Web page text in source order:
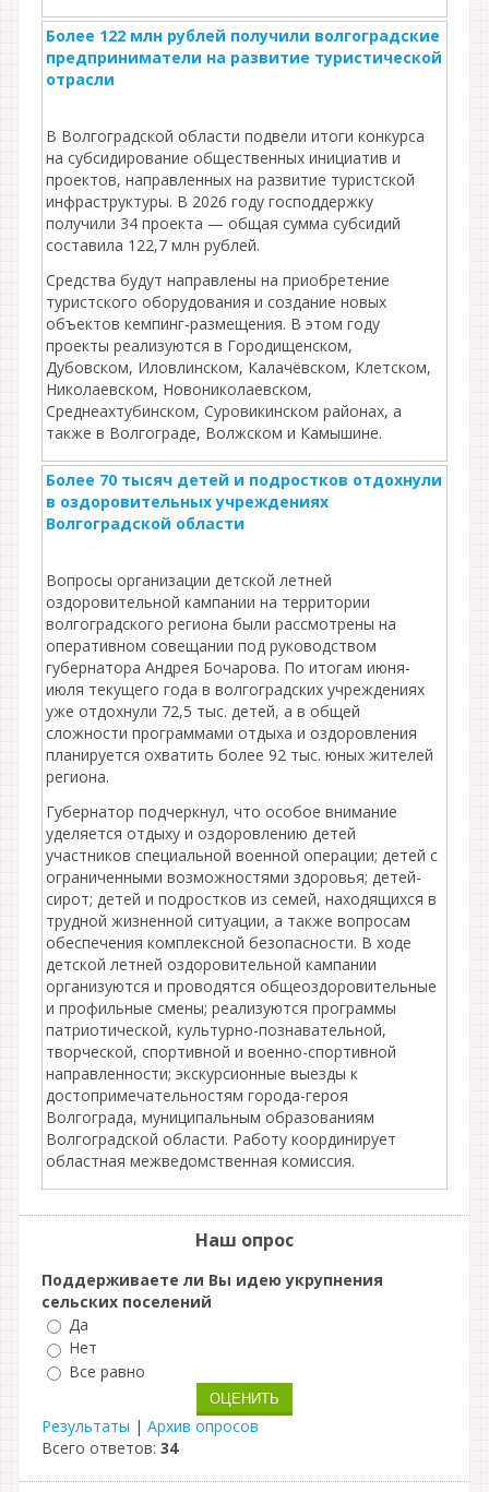
Более 122 млн рублей получили волгоградские
предприниматели на развитие туристической
отрасли
В Волгоградской области подвели итоги конкурса
на субсидирование общественных инициатив и
проектов, направленных на развитие туристской
инфраструктуры. В 2026 году господдержку
получили 34 проекта — общая сумма субсидий
составила 122,7 млн рублей.
Средства будут направлены на приобретение
туристского оборудования и создание новых
объектов кемпинг‑размещения. В этом году
проекты реализуются в Городищенском,
Дубовском, Иловлинском, Калачёвском, Клетском,
Николаевском, Новониколаевском,
Среднеахтубинском, Суровикинском районах, а
также в Волгограде, Волжском и Камышине.
Более 70 тысяч детей и подростков отдохнули
в оздоровительных учреждениях
Волгоградской области
Вопросы организации детской летней
оздоровительной кампании на территории
волгоградского региона были рассмотрены на
оперативном совещании под руководством
губернатора Андрея Бочарова. По итогам июня-
июля текущего года в волгоградских учреждениях
уже отдохнули 72,5 тыс. детей, а в общей
сложности программами отдыха и оздоровления
планируется охватить более 92 тыс. юных жителей
региона.
Губернатор подчеркнул, что особое внимание
уделяется отдыху и оздоровлению детей
участников специальной военной операции; детей с
ограниченными возможностями здоровья; детей-
сирот; детей и подростков из семей, находящихся в
трудной жизненной ситуации, а также вопросам
обеспечения комплексной безопасности. В ходе
детской летней оздоровительной кампании
организуются и проводятся общеоздоровительные
и профильные смены; реализуются программы
патриотической, культурно-познавательной,
творческой, спортивной и военно-спортивной
направленности; экскурсионные выезды к
достопримечательностям города-героя
Волгограда, муниципальным образованиям
Волгоградской области. Работу координирует
областная межведомственная комиссия.
Наш опрос
Поддерживаете ли Вы идею укрупнения
сельских поселений
Да
Нет
Все равно
Результаты | Архив опросов
Всего ответов: 34